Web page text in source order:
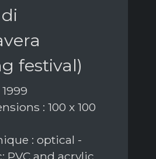
festival)
: 100 x 100
: optical -